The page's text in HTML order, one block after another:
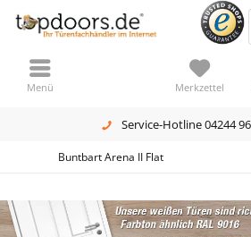
Service-Hotline 04244
Merkzettel
Menü
Buntbart Arena II Flat